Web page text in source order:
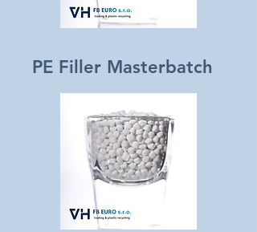
PE Filler Masterbatch